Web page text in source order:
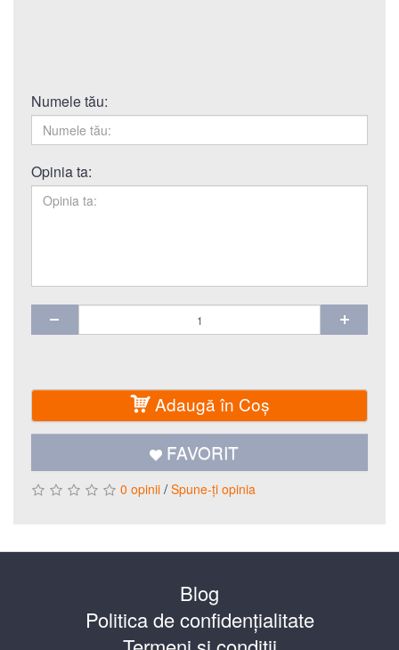
Numele tău:
Opinia ta:
Adaugă în Coş
FAVORIT
0 opinii / Spune-ţi opinia
Blog
Politica de confidențialitate